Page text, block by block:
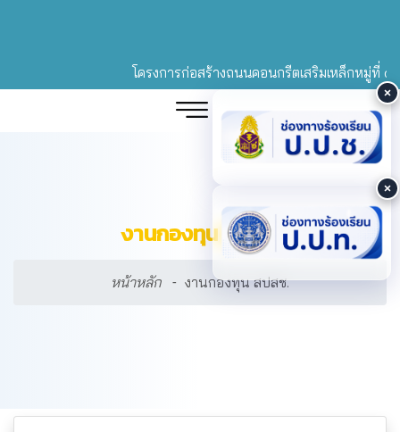
โครงการก่อสร้างถนนคอนกรีตเสริมเหล็กหมู่ที่ ๘ (
งานกองทุน สปสช.
หน้าหลัก งานกองทุน สปสช.